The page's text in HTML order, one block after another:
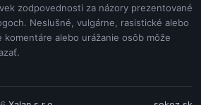
zodpovednosti za názory prezentované
Neslušné, vulgárne, rasistické alebo
komentáre alebo urážanie osôb môže